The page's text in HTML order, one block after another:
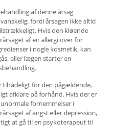
af denne årsag
fordi årsagen ikke altid
Hvis den kløende
af en allergi over for
i nogle kosmetik, kan
eller lægen starter en
tilrådeligt for den pågældende,
afklare på forhånd. Hvis der er
fornemmelser i
af angst eller depression,
at gå til en psykoterapeut til